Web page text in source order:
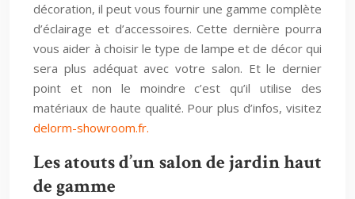
décoration, il peut vous fournir une gamme complète
d’éclairage et d’accessoires. Cette dernière pourra
vous aider à choisir le type de lampe et de décor qui
sera plus adéquat avec votre salon. Et le dernier
point et non le moindre c’est qu’il utilise des
matériaux de haute qualité. Pour plus d’infos, visitez
delorm-showroom.fr.
Les atouts d’un salon de jardin haut
de gamme